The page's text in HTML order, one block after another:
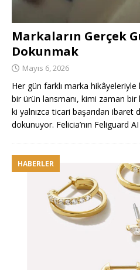
Markaların Gerçek
Dokunmak
Mayıs 6, 2026
Her gün farklı marka hikâyeleriyle
bir ürün lansmanı, kimi zaman bir
ki yalnızca ticari başarıdan ibaret
dokunuyor. Felicia’nın Feliguard
HABERLER